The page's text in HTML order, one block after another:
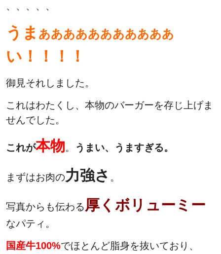
、、、、、
うま あああああああああああ
い！！！！
御見それしました。
これはわたくし、本物のバーガーを存じ上げま
せんでした。
これが本物。 うまい、うますぎる。
まずはお肉の力強さ 。
写真からも伝わる厚くボリューミー
なパティ。
国産牛100%でほとんど脂身を抜いており、